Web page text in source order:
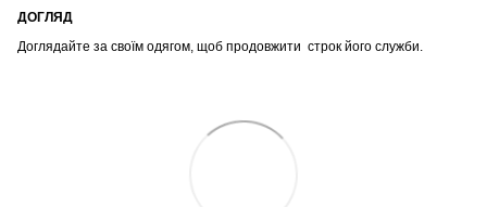
ДОГЛЯД
Доглядайте за своїм одягом, щоб продовжити строк його служби.